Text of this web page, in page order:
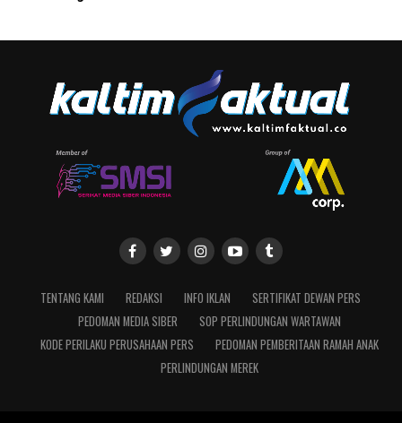
TENTANG KAMI REDAKSI INFO IKLAN
SERTIFIKAT DEWAN PERS
PEDOMAN MEDIA SIBER
SOP PERLINDUNGAN WARTAWAN
KODE PERILAKU PERUSAHAAN PERS
PEDOMAN PEMBERITAAN RAMAH ANAK
PERLINDUNGAN MEREK